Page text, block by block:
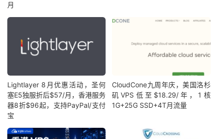
月
Lightlayer 8月优惠活动，圣何
塞E5独服折后$57/月，香港服务
器8折$96起，支持PayPal/支付
宝
CloudCone九周年庆，美国洛杉
矶VPS低至$18.29/年，1核
1G+25G SSD+4T月流量